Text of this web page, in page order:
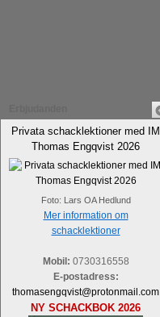
Privata schacklektioner med IM
Thomas Engqvist 2026
Foto: Lars OA Hedlund
Mer information om
schacklektioner
Mobil: 0730316558
E-postadress:
thomasengqvist@protonmail.com
NY SCHACKBOK 2026